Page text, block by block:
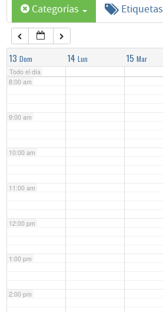
Categorías Etiquetas
13 Dom 14 Lun 15 Mar
Todo el día
6:00 am
7:00 am
8:00 am
9:00 am
10:00 am
11:00 am
12:00 pm
1:00 pm
2:00 pm